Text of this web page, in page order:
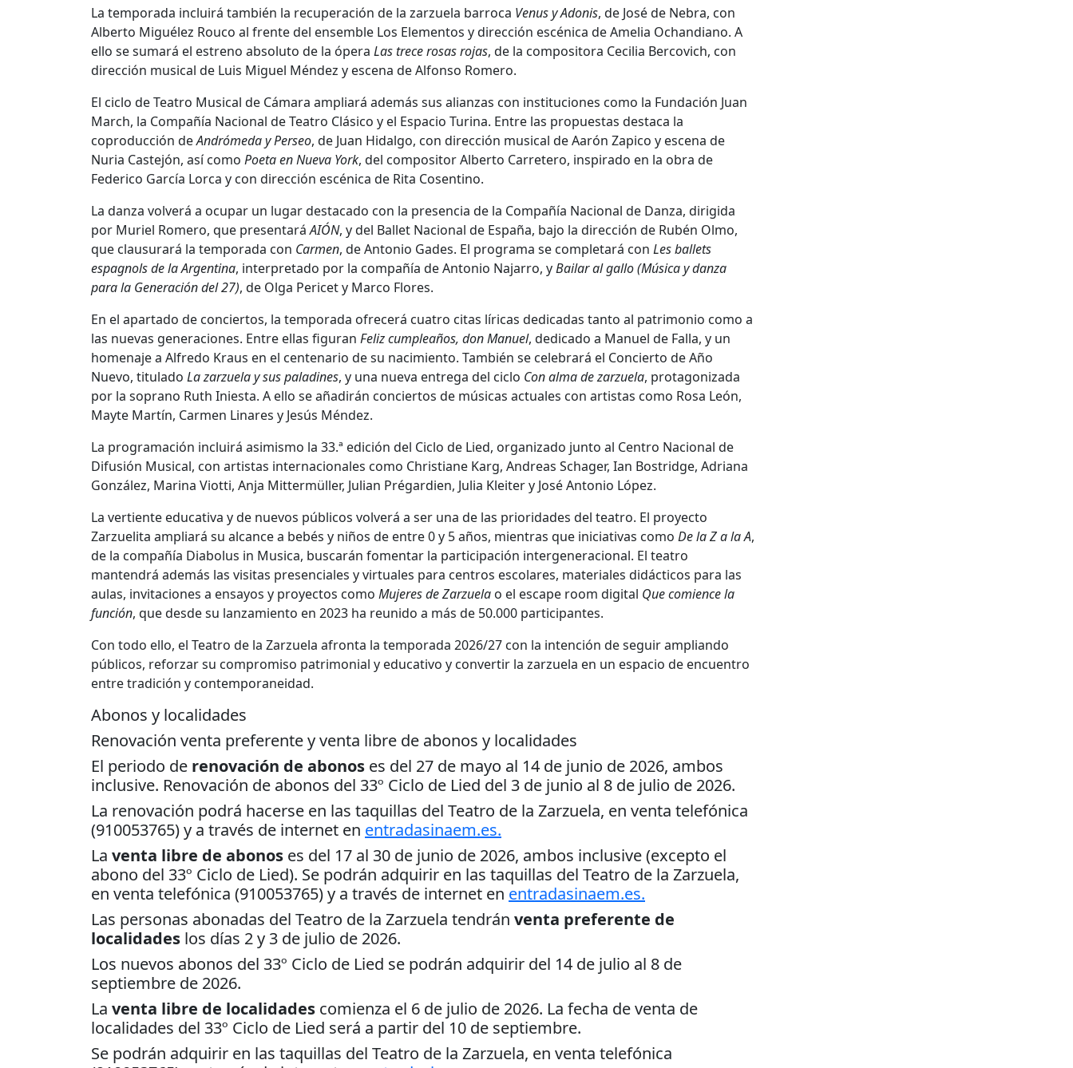
La temporada incluirá también la recuperación de la zarzuela barroca Venus y Adonis, de José de Nebra, con
Alberto Miguélez Rouco al frente del ensemble Los Elementos y dirección escénica deAmelia Ochandiano. A
ello se sumará el estreno absoluto de la ópera Las trece rosas rojas, de la compositora Cecilia Bercovich, con
dirección musical de Luis Miguel Méndez y escena deAlfonso Romero.
El ciclo de Teatro Musical de Cámara ampliará además sus alianzas con instituciones como la Fundación Juan
March, la Compañía Nacional de Teatro Clásico y el Espacio Turina. Entre las propuestas destaca la
coproducción deAndrómeda y Perseo, de Juan Hidalgo, con dirección musical deAarón Zapico y escena de
Nuria Castejón, así como Poeta en Nueva York, del compositorAlberto Carretero, inspirado en la obra de
Federico García Lorca y con dirección escénica de Rita Cosentino.
La danza volverá a ocupar un lugar destacado con la presencia de la Compañía Nacional de Danza, dirigida
por Muriel Romero, que presentaráAIÓN, y del Ballet Nacional de España, bajo la dirección de Rubén Olmo,
que clausurará la temporada con Carmen, deAntonio Gades. El programa se completará con Les ballets
espagnols de la Argentina, interpretado por la compañía deAntonio Najarro, yBailar al gallo (Música y danza
para la Generación del 27), de Olga Pericety Marco Flores.
En el apartado de conciertos, la temporada ofrecerá cuatro citas líricas dedicadas tanto al patrimonio como a
las nuevas generaciones. Entre ellas figuran Feliz cumpleaños, don Manuel, dedicado a Manuel de Falla, y un
homenaje a Alfredo Kraus en el centenario de su nacimiento. También se celebrará el Concierto de Año
Nuevo, titulado La zarzuela y sus paladines, y una nueva entrega del ciclo Con alma de zarzuela, protagonizada
por la soprano Ruth Iniesta. A ello se añadirán conciertos de músicas actuales con artistas como Rosa León,
Mayte Martín, Carmen Linares y Jesús Méndez.
La programación incluirá asimismo la 33.ª edición del Ciclo de Lied, organizado junto al Centro Nacional de
Difusión Musical, con artistas internacionales como Christiane Karg, Andreas Schager, Ian Bostridge, Adriana
González, Marina Viotti, Anja Mittermüller, Julian Prégardien, Julia Kleitery José Antonio López.
La vertiente educativa y de nuevos públicos volverá a ser una de las prioridades del teatro. El proyecto
Zarzuelita ampliará su alcance a bebés y niños de entre 0 y 5 años, mientras que iniciativas como De la Z a la A,
de la compañía Diabolus in Musica, buscarán fomentar la participación intergeneracional. El teatro
mantendrá además las visitas presenciales y virtuales para centros escolares, materiales didácticos para las
aulas, invitaciones a ensayos y proyectos como Mujeres de Zarzuela o el escape room digital Que comience la
función, que desde su lanzamiento en 2023 ha reunido a más de 50.000 participantes.
Con todo ello, el Teatro de la Zarzuela afronta la temporada 2026/27 con la intención de seguir ampliando
públicos, reforzar su compromiso patrimonial y educativo y convertir la zarzuela en un espacio de encuentro
entre tradición y contemporaneidad.
Abonos y localidades
Renovación venta preferente y venta libre de abonos y localidades
El periodo de renovación de abonos es del 27 de mayo al 14 de junio de 2026, ambos
inclusive. Renovación de abonos del 33º Ciclo de Lied del 3 de junio al 8 de julio de 2026.
La renovación podrá hacerse en las taquillas del Teatro de la Zarzuela, en venta telefónica
(910053765) y a través de internet en entradasinaem.es.
La venta libre de abonos es del 17 al 30 de junio de 2026, ambos inclusive (excepto el
abono del 33º Ciclo de Lied). Se podrán adquirir en las taquillas del Teatro de la Zarzuela,
en venta telefónica (910053765) y a través de internet en entradasinaem.es.
Las personas abonadas del Teatro de la Zarzuela tendrán venta preferente de
localidades los días 2 y 3 de julio de 2026.
Los nuevos abonos del 33º Ciclo de Lied se podrán adquirir del 14 de julio al 8 de
septiembre de 2026.
La venta libre de localidades comienza el 6 de julio de 2026. La fecha de venta de
localidades del 33º Ciclo de Lied será a partir del 10 de septiembre.
Se podrán adquirir en las taquillas del Teatro de la Zarzuela, en venta telefónica